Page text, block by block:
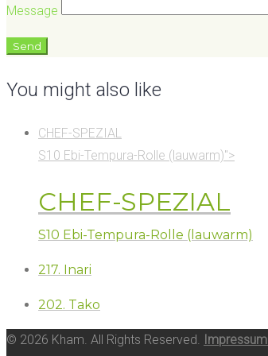
Message
You might also like
CHEF-SPEZIAL
S10 Ebi-Tempura-Rolle (lauwarm)">
CHEF-SPEZIAL
S10 Ebi-Tempura-Rolle (lauwarm)
217. Inari
202. Tako
© 2026 Kham. All Rights Reserved. Impressum